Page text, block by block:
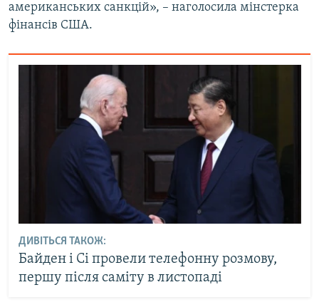
американських санкцій», – наголосила мінстерка
фінансів США.
ДИВІТЬСЯ ТАКОЖ:
Байден і Сі провели телефонну розмову,
першу після саміту в листопаді